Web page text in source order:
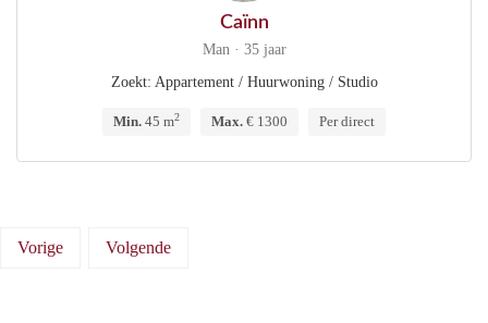
Caïnn
Man · 35 jaar
Zoekt: Appartement / Huurwoning / Studio
Min. 45 m2 Max. € 1300 Per direct
Vorige Volgende